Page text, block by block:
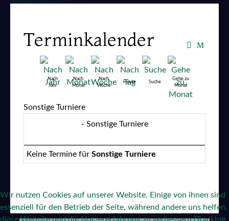
Terminkalender
Nach
Jahr
Nach
Monat
Nach
Woche
Heute Suche
Gehe zu
Monat
Sonstige Turniere
- Sonstige Turniere
Keine Termine für Sonstige Turniere
Wir nutzen Cookies auf unserer Website. Einige von ihnen sind
essenziell für den Betrieb der Seite, während andere uns helfen,